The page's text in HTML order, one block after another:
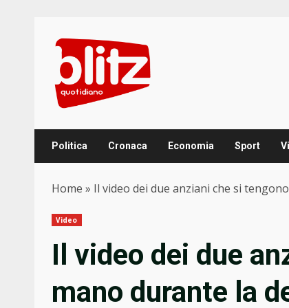
content
Politica Cronaca Economia Sport
Home » Il video dei due anziani che si
Video
Il video dei due
mano durante la